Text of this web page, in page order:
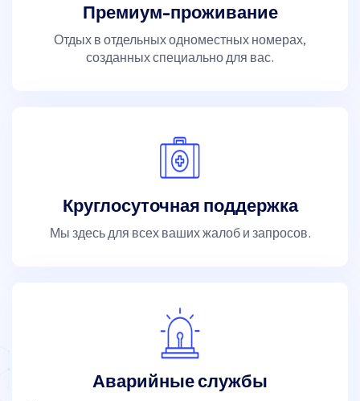
Премиум-проживание
Отдых в отдельных одноместных номерах,
созданных специально для вас.
Круглосуточная поддержка
Мы здесь для всех ваших жалоб и запросов.
Аварийные службы